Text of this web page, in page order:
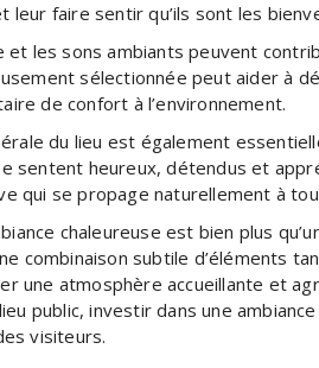
leur faire sentir qu’ils sont les
et les sons ambiants peuvent
sélectionnée peut aider à
de confort à l’environnement.
du lieu est également
sentent heureux, détendus et
qui se propage naturellement à
chaleureuse est bien plus
combinaison subtile d’éléments
une atmosphère accueillante et
public, investir dans une
visiteurs.